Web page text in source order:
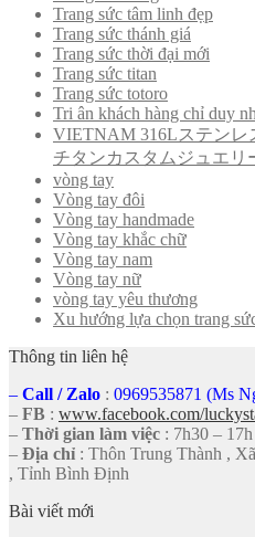
Trang sức tâm linh đẹp
Trang sức thánh giá
Trang sức thời đại mới
Trang sức titan
Trang sức totoro
Tri ân khách hàng chỉ duy
VIETNAM 316Lステンレ
チタンカスタムジュエリ
vòng tay
Vòng tay đôi
Vòng tay handmade
Vòng tay khắc chữ
Vòng tay nam
Vòng tay nữ
vòng tay yêu thương
Xu hướng lựa chọn trang
Thông tin liên hệ
– Call / Zalo : 0969535871 (Ms
– FB : www.facebook.com/
– Thời gian làm việc : 7h30 –
– Địa chỉ : Thôn Trung Thành ,
, Tỉnh Bình Định
Bài viết mới